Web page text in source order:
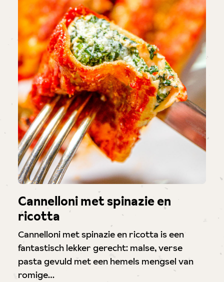
Cannelloni met spinazie en
ricotta
Cannelloni met spinazie en ricotta is een
fantastisch lekker gerecht: malse, verse
pasta gevuld met een hemels mengsel van
romige…